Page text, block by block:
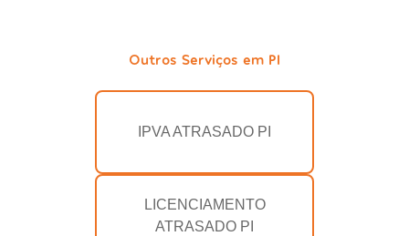
Outros Serviços em PI
IPVA ATRASADO PI
LICENCIAMENTO
ATRASADO PI